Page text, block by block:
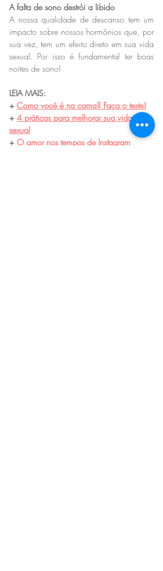
A falta de sono destrói a libido
A nossa qualidade de descanso tem um
impacto sobre nossos hormônios que, por
sua vez, tem um efeito direto em sua vida
sexual. Por isso é fundamental ter boas
noites de sono!
LEIA MAIS:
+ Como você é na cama? Faça o teste!
+ 4 práticas para melhorar sua vida
sexual
+ O amor nos tempos de Instagram